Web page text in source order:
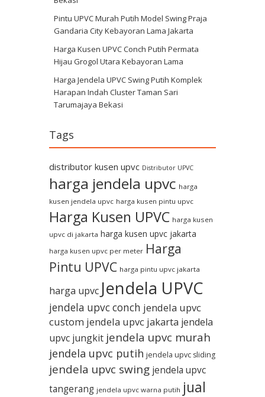
Pintu UPVC Murah Putih Model Swing Praja
Gandaria City Kebayoran Lama Jakarta
Harga Kusen UPVC Conch Putih Permata
Hijau Grogol Utara Kebayoran Lama
Harga Jendela UPVC Swing Putih Komplek
Harapan Indah Cluster Taman Sari
Tarumajaya Bekasi
Tags
distributor kusen upvc Distributor UPVC
harga jendela upvc harga
kusen jendela upvc harga kusen pintu upvc
Harga Kusen UPVC harga kusen
upvc di jakarta harga kusen upvc jakarta
harga kusen upvc per meter Harga
Pintu UPVC harga pintu upvc jakarta
harga upvc Jendela UPVC
jendela upvc conch jendela upvc
custom jendela upvc jakarta jendela
upvc jungkit jendela upvc murah
jendela upvc putih jendela upvc sliding
jendela upvc swing jendela upvc
tangerang jendela upvc warna putih jual